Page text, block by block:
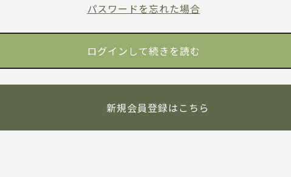
パスワードを忘れた場合
新規会員登録はこちら